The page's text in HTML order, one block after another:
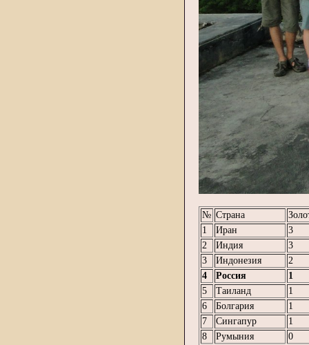
№ Страна
1
Иран
3
2
Индия
3
3
Индонезия
2
4
Россия
1
5
Таиланд
1
6
Болгария
1
7
Сингапур
1
8
Румыния
0